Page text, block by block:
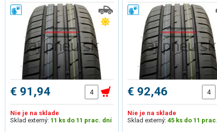
€ 91,94
Nie je na sklade
Sklad externý: 11 ks do 11 prac. dní
€ 92,46
Nie je na sklade
Sklad externý: 45 ks do 11